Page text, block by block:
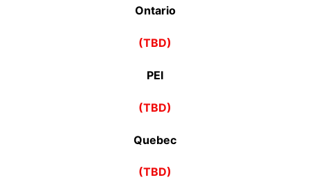
Ontario
(TBD)
PEI
(TBD)
Quebec
(TBD)